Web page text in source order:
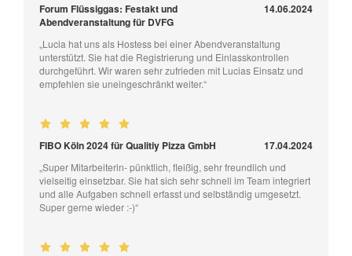
Forum Flüssiggas: Festakt und
Abendveranstaltung für DVFG
14.06.2024
„Lucia hat uns als Hostess bei einer Abendveranstaltung
unterstützt. Sie hat die Registrierung und Einlasskontrollen
durchgeführt. Wir waren sehr zufrieden mit Lucias Einsatz und
empfehlen sie uneingeschränkt weiter.“
FIBO Köln 2024 für Qualitiy Pizza GmbH 17.04.2024
„Super Mitarbeiterin- pünktlich, fleißig, sehr freundlich und
vielseitig einsetzbar. Sie hat sich sehr schnell im Team integriert
und alle Aufgaben schnell erfasst und selbständig umgesetzt.
Super gerne wieder :-)“